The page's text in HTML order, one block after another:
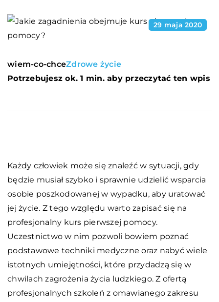
29 maja 2020
wiem-co-chceZdrowe życie
Potrzebujesz ok. 1 min. aby przeczytać ten wpis
Każdy człowiek może się znaleźć w sytuacji, gdy
będzie musiał szybko i sprawnie udzielić wsparcia
osobie poszkodowanej w wypadku, aby uratować
jej życie. Z tego względu warto zapisać się na
profesjonalny kurs pierwszej pomocy.
Uczestnictwo w nim pozwoli bowiem poznać
podstawowe techniki medyczne oraz nabyć wiele
istotnych umiejętności, które przydadzą się w
chwilach zagrożenia życia ludzkiego. Z ofertą
profesjonalnych szkoleń z omawianego zakresu